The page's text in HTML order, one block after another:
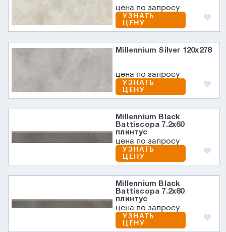
цена по запросу
УЗНАТЬ
ЦЕНУ
Millennium Silver 120x278
цена по запросу
УЗНАТЬ
ЦЕНУ
Millennium Black
Battiscopa 7.2х60
плинтус
цена по запросу
УЗНАТЬ
ЦЕНУ
Millennium Black
Battiscopa 7.2х80
плинтус
цена по запросу
УЗНАТЬ
ЦЕНУ